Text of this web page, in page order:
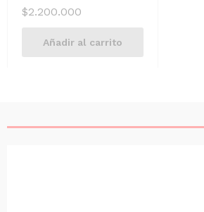
$2.200.000
Añadir al carrito